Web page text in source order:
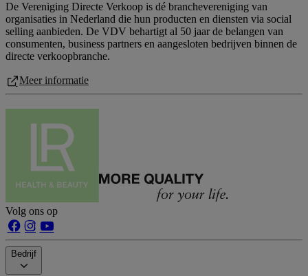
De Vereniging Directe Verkoop is dé branchevereniging van
organisaties in Nederland die hun producten en diensten via social
selling aanbieden. De VDV behartigt al 50 jaar de belangen van
consumenten, business partners en aangesloten bedrijven binnen de
directe verkoopbranche.
Meer informatie
Volg ons op
Bedrijf